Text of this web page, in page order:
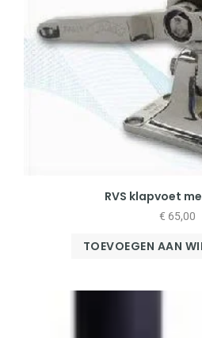
RVS klapvoet
€ 65,00
TOEVOEGEN AAN